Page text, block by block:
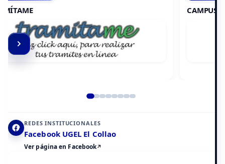
CAMPUS VIRTUAL
REDES INSTITUCIONALES
Facebook UGEL El Collao
Ver página en Facebook